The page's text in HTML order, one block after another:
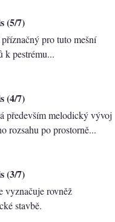
(5/7)
pro tuto mešní
k pestrému...
(4/7)
především melodický vývoj
rozsahu po prostorně...
(3/7)
vyznačuje rovněž
stavbě.